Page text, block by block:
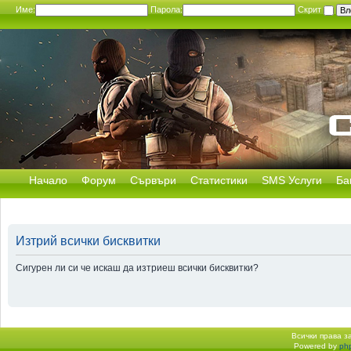
Име: Парола: Скрит
Начало Форум Сървъри Статистики SMS Услуги
Изтрий всички бисквитки
Сигурен ли си че искаш да изтриеш всички бисквитки?
Всички права
Powered by